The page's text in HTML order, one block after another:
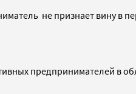
не признает вину в
предпринимателей в